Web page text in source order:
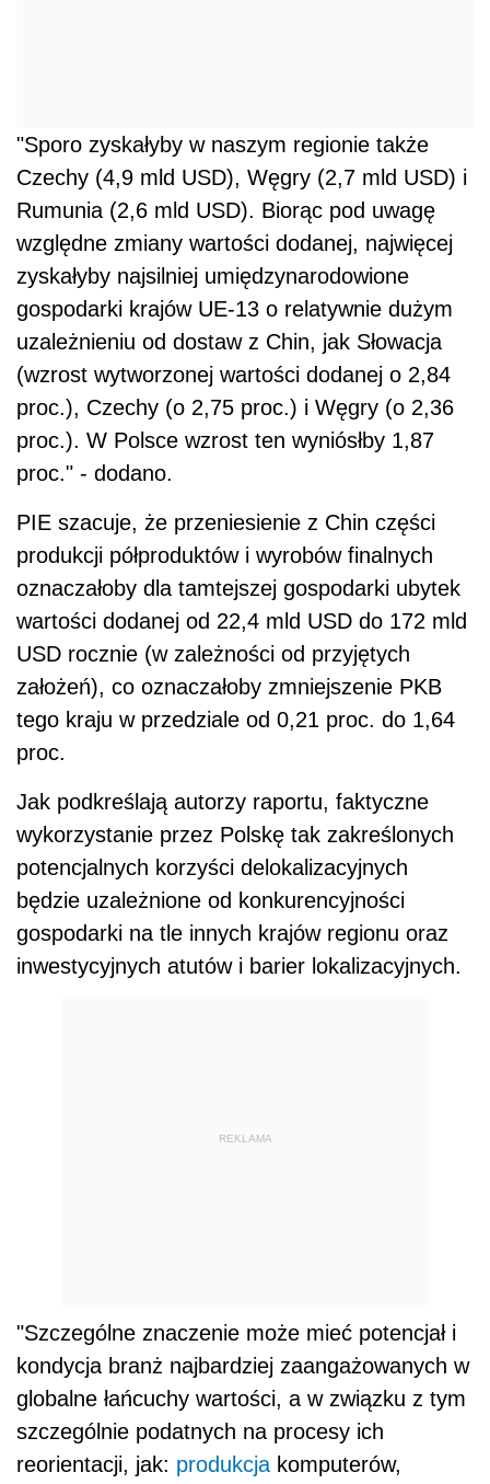
"Sporo zyskałyby w naszym regionie także
Czechy (4,9 mld USD), Węgry (2,7 mld USD) i
Rumunia (2,6 mld USD). Biorąc pod uwagę
względne zmiany wartości dodanej, najwięcej
zyskałyby najsilniej umiędzynarodowione
gospodarki krajów UE-13 o relatywnie dużym
uzależnieniu od dostaw z Chin, jak Słowacja
(wzrost wytworzonej wartości dodanej o 2,84
proc.), Czechy (o 2,75 proc.) i Węgry (o 2,36
proc.). W Polsce wzrost ten wyniósłby 1,87
proc." - dodano.
PIE szacuje, że przeniesienie z Chin części
produkcji półproduktów i wyrobów finalnych
oznaczałoby dla tamtejszej gospodarki ubytek
wartości dodanej od 22,4 mld USD do 172 mld
USD rocznie (w zależności od przyjętych
założeń), co oznaczałoby zmniejszenie PKB
tego kraju w przedziale od 0,21 proc. do 1,64
proc.
Jak podkreślają autorzy raportu, faktyczne
wykorzystanie przez Polskę tak zakreślonych
potencjalnych korzyści delokalizacyjnych
będzie uzależnione od konkurencyjności
gospodarki na tle innych krajów regionu oraz
inwestycyjnych atutów i barier lokalizacyjnych.
REKLAMA
"Szczególne znaczenie może mieć potencjał i
kondycja branż najbardziej zaangażowanych w
globalne łańcuchy wartości, a w związku z tym
szczególnie podatnych na procesy ich
reorientacji, jak: produkcja komputerów,